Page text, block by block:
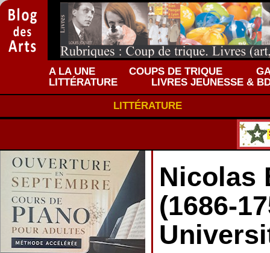
A LA UNE COUPS DE TRIQUE
LITTÉRATURE
LIVRES JEUNESSE &
LITTÉRATURE
Nicolas
(1686-